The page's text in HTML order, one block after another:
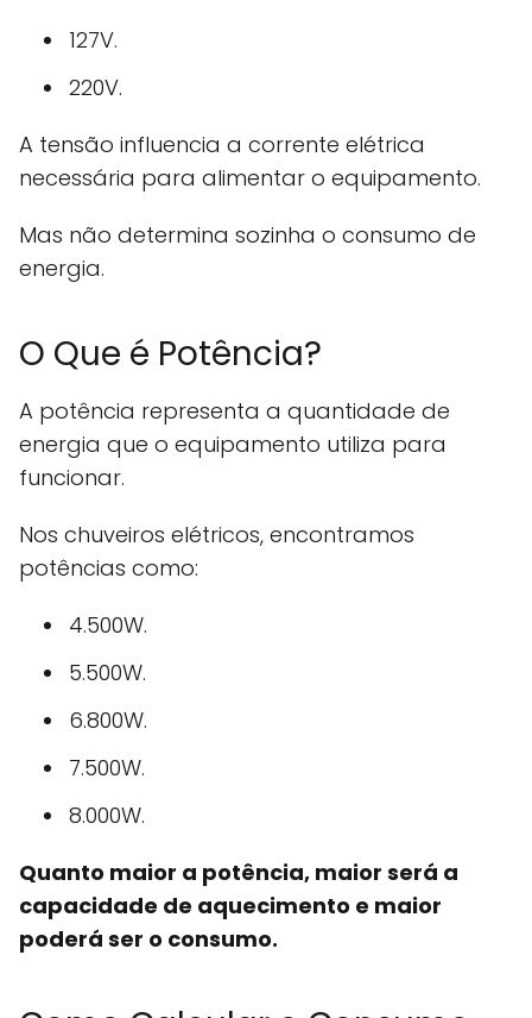
127V.
220V.
A tensão influencia a corrente elétrica
necessária para alimentar o equipamento.
Mas não determina sozinha o consumo de
energia.
O Que é Potência?
A potência representa a quantidade de
energia que o equipamento utiliza para
funcionar.
Nos chuveiros elétricos, encontramos
potências como:
4.500W.
5.500W.
6.800W.
7.500W.
8.000W.
Quanto maior a potência, maior será a
capacidade de aquecimento e maior
poderá ser o consumo.